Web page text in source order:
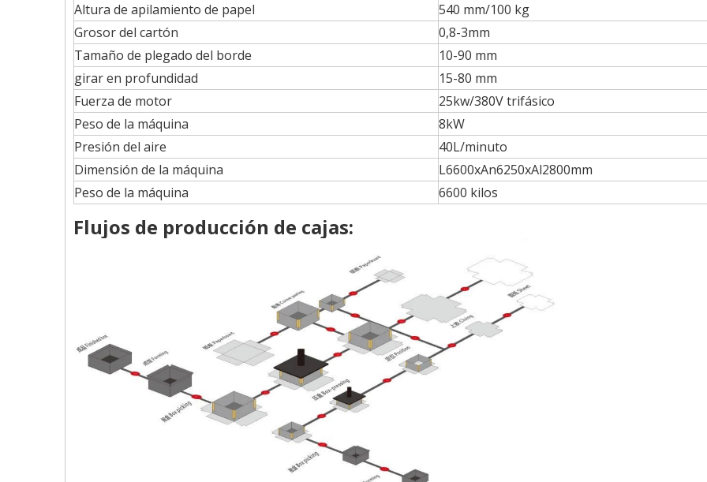
Altura de apilamiento de papel
540 mm/100 kg
Grosor del cartón
0,8-3mm
Tamaño de plegado del borde
10-90 mm
girar en profundidad
15-80 mm
Fuerza de motor
25kw/380V trifásico
Peso de la máquina
8kW
Presión del aire
40L/minuto
Dimensión de la máquina
L6600xAn6250xAl2800mm
Peso de la máquina
6600 kilos
Flujos de producción de cajas: